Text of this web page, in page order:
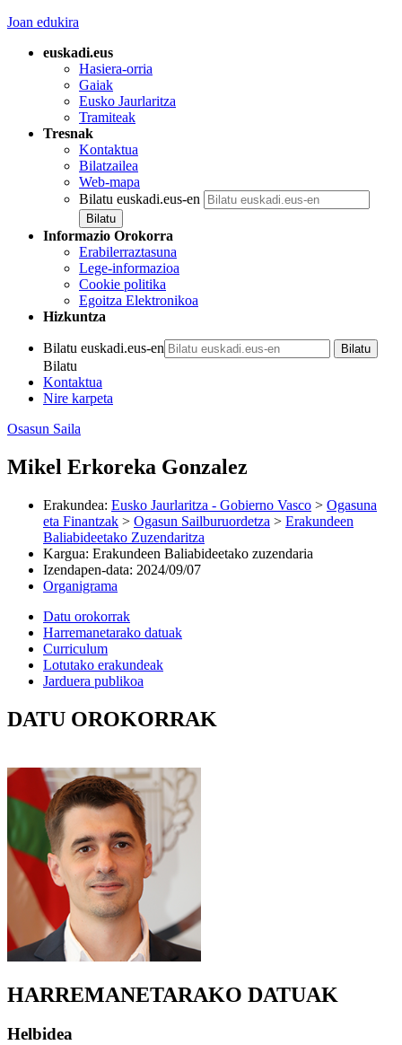
Joan edukira
euskadi.eus
Hasiera-orria
Gaiak
Eusko Jaurlaritza
Tramiteak
Tresnak
Kontaktua
Bilatzailea
Web-mapa
Bilatu euskadi.eus-en
Informazio Orokorra
Erabilerraztasuna
Lege-informazioa
Cookie politika
Egoitza Elektronikoa
Hizkuntza
Bilatu euskadi.eus-en
Bilatu
Kontaktua
Nire karpeta
Osasun Saila
Mikel Erkoreka Gonzalez
Erakundea: Eusko Jaurlaritza - Gobierno Vasco > Ogasuna
eta Finantzak > Ogasun Sailburuordetza > Erakundeen
Baliabideetako Zuzendaritza
Kargua: Erakundeen Baliabideetako zuzendaria
Izendapen-data: 2024/09/07
Organigrama
Datu orokorrak
Harremanetarako datuak
Curriculum
Lotutako erakundeak
Jarduera publikoa
DATU OROKORRAK
HARREMANETARAKO DATUAK
Helbidea